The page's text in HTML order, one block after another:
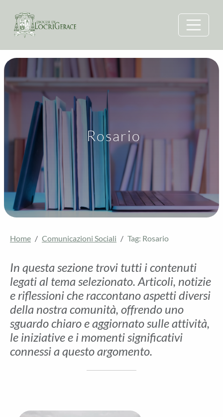
Rosario
Home Comunicazioni Sociali Tag: Rosario
In questa sezione trovi tutti i contenuti
legati al tema selezionato. Articoli, notizie
e riflessioni che raccontano aspetti diversi
della nostra comunità, offrendo uno
sguardo chiaro e aggiornato sulle attività,
le iniziative e i momenti significativi
connessi a questo argomento.